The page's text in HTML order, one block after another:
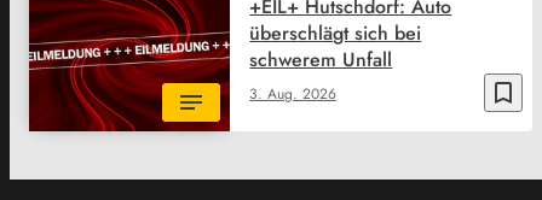
bookmark_border
3. Aug. 2026
+EIL+ Hutschdorf: Auto
überschlägt sich bei
schwerem Unfall